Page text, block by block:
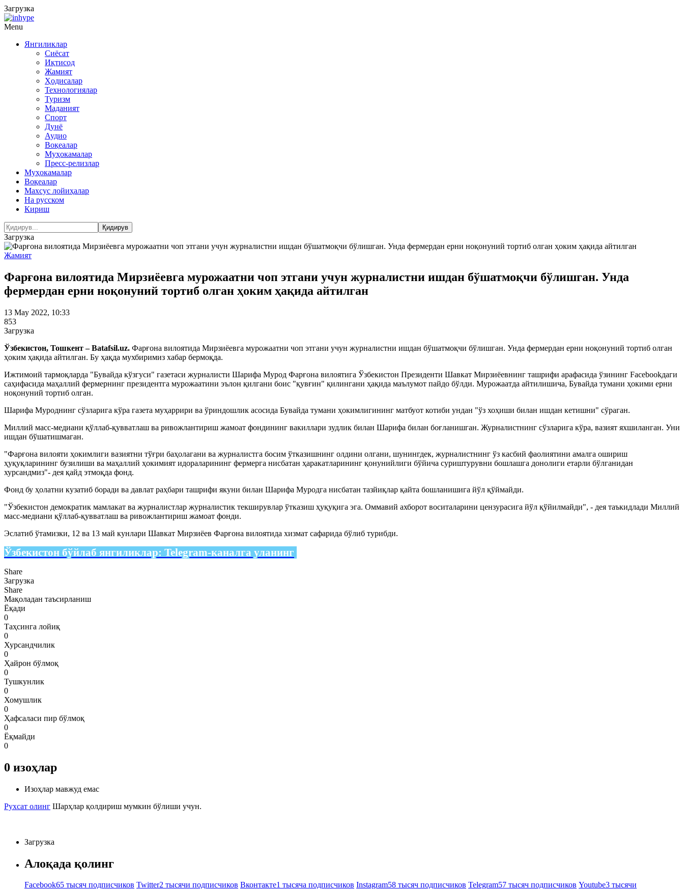
Загрузка
Menu
Янгиликлар
Сиёсат
Иқтисод
Жамият
Ҳодисалар
Технологиялар
Туризм
Маданият
Спорт
Дунё
Аудио
Воқеалар
Муҳокамалар
Пресс-релизлар
Муҳокамалар
Воқеалар
Махсус лойиҳалар
На русском
Кириш
Загрузка
Жамият
Фарғона вилоятида Мирзиёевга мурожаатни чоп этгани учун журналистни ишдан бўшатмоқчи бўлишган. Унда
фермердан ерни ноқонуний тортиб олган ҳоким ҳақида айтилган
13 May 2022, 10:33
853
Загрузка
Ўзбекистон, Тошкент – Batafsil.uz. Фарғона вилоятида Мирзиёевга мурожаатни чоп этгани учун журналистни ишдан бўшатмоқчи бўлишган. Унда фермердан ерни ноқонуний тортиб олган
ҳоким ҳақида айтилган. Бу ҳақда мухбиримиз хабар бермоқда.
Ижтимоий тармоқларда "Бувайда кўзгуси" газетаси журналисти Шарифа Мурод Фарғона вилоятига Ўзбекистон Президенти Шавкат Мирзиёевнинг ташрифи арафасида ўзининг Facebookдаги
саҳифасида маҳаллий фермернинг президентга мурожаатини эълон қилгани боис "қувғин" қилингани ҳақида маълумот пайдо бўлди. Мурожаатда айтилишича, Бувайда тумани ҳокими ерни
ноқонуний тортиб олган.
Шарифа Муроднинг сўзларига кўра газета муҳаррири ва ўриндошлик асосида Бувайда тумани ҳокимлигининг матбуот котиби ундан "ўз хоҳиши билан ишдан кетишни" сўраган.
Миллий масс-медиани қўллаб-қувватлаш ва ривожлантириш жамоат фондининг вакиллари зудлик билан Шарифа билан боғланишган. Журналистнинг сўзларига кўра, вазият яхшиланган. Уни
ишдан бўшатишмаган.
"Фарғона вилояти ҳокимлиги вазиятни тўғри баҳолагани ва журналистга босим ўтказишнинг олдини олгани, шунингдек, журналистнинг ўз касбий фаолиятини амалга ошириш
ҳуқуқларининг бузилиши ва маҳаллий ҳокимият идораларининг фермерга нисбатан ҳаракатларининг қонунийлиги бўйича суриштурувни бошлашга донолиги етарли бўлганидан
хурсандмиз"- дея қайд этмоқда фонд.
Фонд бу ҳолатни кузатиб боради ва давлат раҳбари ташрифи якуни билан Шарифа Муродга нисбатан тазйиқлар қайта бошланишига йўл қўймайди.
"Ўзбекистон демократик мамлакат ва журналистлар журналистик текширувлар ўтказиш ҳуқуқига эга. Оммавий ахборот воситаларини цензурасига йўл қўйилмайди", - дея таъкидлади Миллий
масс-медиани қўллаб-қувватлаш ва ривожлантириш жамоат фонди.
Эслатиб ўтамизки, 12 ва 13 май кунлари Шавкат Мирзиёев Фарғона вилоятида хизмат сафарида бўлиб турибди.
Ўзбекистон бўйлаб янгиликлар: Telegram-каналга уланинг
Share
Загрузка
Share
Мақоладан таъсирланиш
Ёқади
0
Таҳсинга лойиқ
0
Хурсандчилик
0
Ҳайрон бўлмоқ
0
Тушкунлик
0
Хомушлик
0
Ҳафсаласи пир бўлмоқ
0
Ёқмайди
0
0 изоҳлар
Изоҳлар мавжуд емас
Рухсат олинг Шарҳлар қолдириш мумкин бўлиши учун.
Загрузка
Алоқада қолинг
Facebook65 тысяч подписчиков Twitter2 тысячи подписчиков Вконтакте1 тысяча подписчиков Instagram58 тысяч подписчиков Telegram57 тысяч подписчиков Youtube3 тысячи